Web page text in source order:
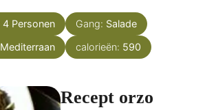
4 Personen Gang: Salade
Mediterraan calorieën: 590
Recept orzo